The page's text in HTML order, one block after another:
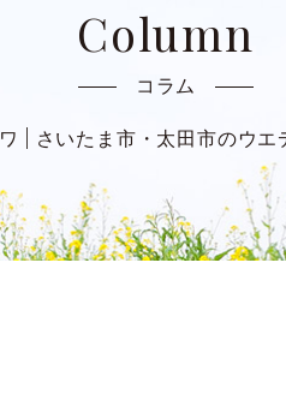
Column
コラム
さいたま市・太田市のウ